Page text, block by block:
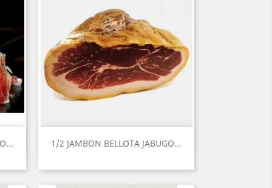
1/2 JAMBON BELLOTA JABUGO...
Aperçu rapide